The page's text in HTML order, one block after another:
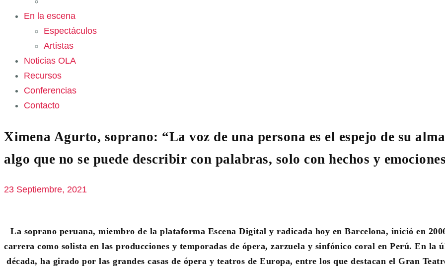
En la escena
Espectáculos
Artistas
Noticias OLA
Recursos
Conferencias
Contacto
Ximena Agurto, soprano: “La voz de una persona es el espejo de su
algo que no se puede describir con palabras, solo con hechos y
23 Septiembre, 2021
La soprano peruana, miembro de la plataforma Escena Digital y radicada hoy en Barcelona, inició en
carrera como solista en las producciones y temporadas de ópera, zarzuela y sinfónico coral en Perú. En la
década, ha girado por las grandes casas de ópera y teatros de Europa, entre los que destacan el Gran